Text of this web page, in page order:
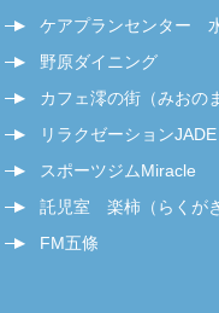
ケアプランセンター
野原ダイニング
カフェ澪の街（みおの
リラクゼーションJADE
スポーツジムMiracle
託児室 楽柿（らくが
FM五條